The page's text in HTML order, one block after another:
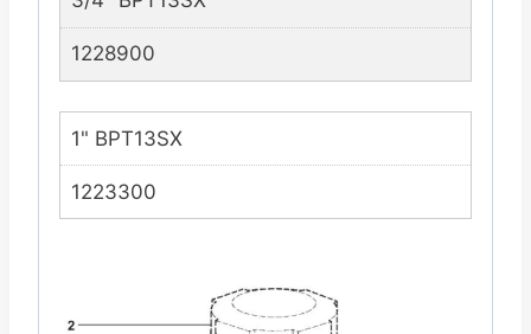
1228900
1" BPT13SX
1223300